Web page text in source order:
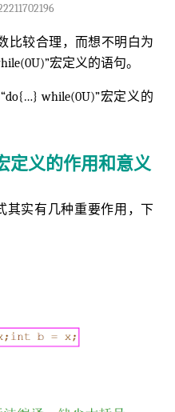
比较合理，而想不明白为
宏定义的语句。
while(0U)”宏定义的
义的作用和意义
其实有几种重要作用，下